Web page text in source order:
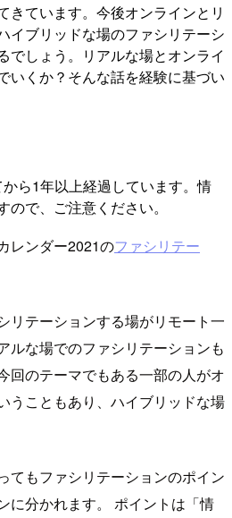
きています。今後オンラインとリ
イブリッドな場のファシリテーシ
でしょう。リアルな場とオンライ
いくか？そんな話を経験に基づい
ら1年以上経過しています。情
で、ご注意ください。
レンダー2021のファシリテー
リテーションする場がリモート一
ルな場でのファシリテーションも
回のテーマでもある一部の人がオ
うこともあり、ハイブリッドな場
てもファシリテーションのポイン
に分かれます。 ポイントは「情